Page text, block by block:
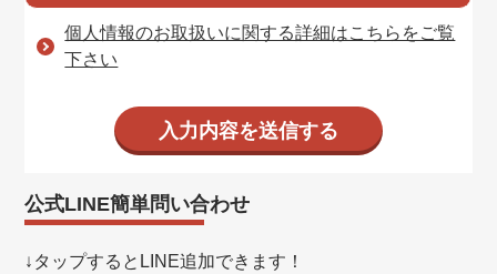
個人情報のお取扱いに関する詳細はこちらをご覧
下さい
公式LINE簡単問い合わせ
↓タップするとLINE追加できます！